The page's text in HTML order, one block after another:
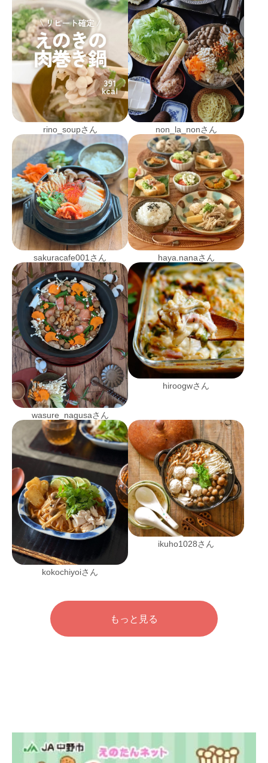
rino_soupさん non_la_nonさん
sakuracafe001さん haya.nanaさん
wasure_nagusaさん
hiroogwさん
kokochiyoiさん
ikuho1028さん
もっと見る